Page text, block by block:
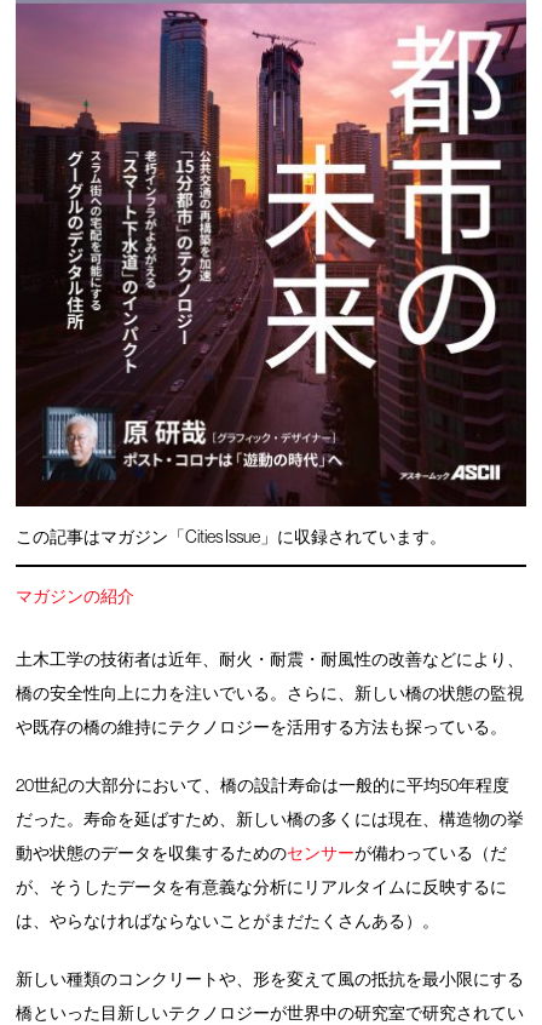
この記事はマガジン「Cities Issue」に収録されています。
マガジンの紹介
土木工学の技術者は近年、耐火・耐震・耐風性の改善などにより、
橋の安全性向上に力を注いでいる。さらに、新しい橋の状態の監視
や既存の橋の維持にテクノロジーを活用する方法も探っている。
20世紀の大部分において、橋の設計寿命は一般的に平均50年程度
だった。寿命を延ばすため、新しい橋の多くには現在、構造物の挙
動や状態のデータを収集するためのセンサーが備わっている（だ
が、そうしたデータを有意義な分析にリアルタイムに反映するに
は、やらなければならないことがまだたくさんある）。
新しい種類のコンクリートや、形を変えて風の抵抗を最小限にする
橋といった目新しいテクノロジーが世界中の研究室で研究されてい